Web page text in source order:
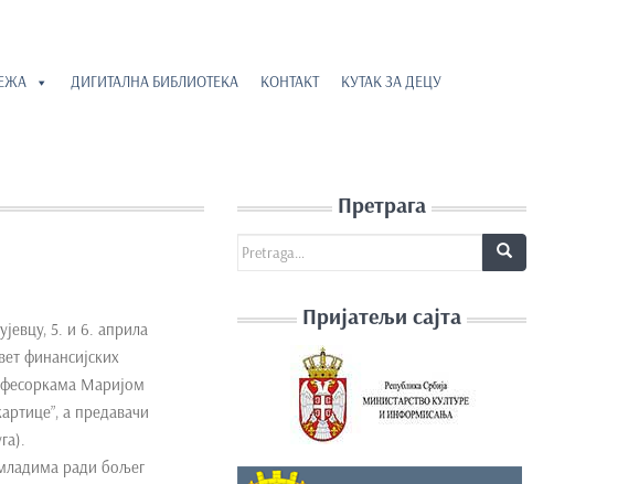
ДИГИТАЛНА БИБЛИОТЕКА КОНТАКТ КУТАК ЗА ДЕЦУ
5. и 6. априла
финансијских
Маријом
а предавачи
ради бољег
Претрага
Search for:
Пријатељи сајта